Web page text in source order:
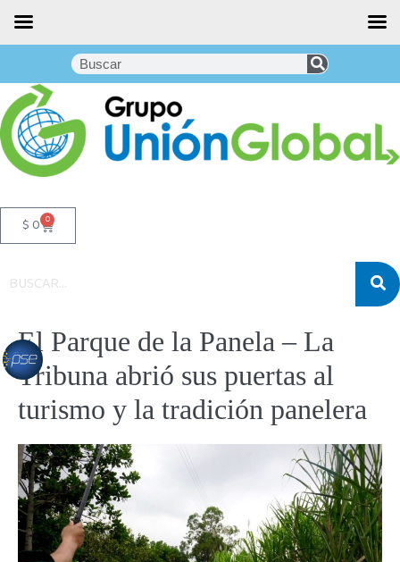
$0 0
El Parque de la Panela – La
Tribuna abrió sus puertas al
turismo y la tradición panelera